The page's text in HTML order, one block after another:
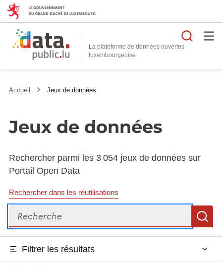
La plateforme de données ouvertes
Accueil Jeux de données
Jeux de données
Rechercher parmi les 3 054 jeux de données sur
Portail Open Data
Rechercher dans les réutilisations
Recherche
Filtrer les résultats